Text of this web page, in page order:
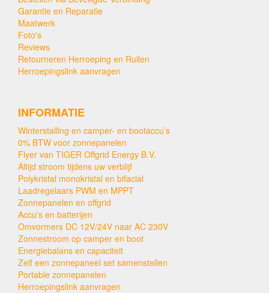
Garantie en Reparatie
Maatwerk
Foto's
Reviews
Retourneren Herroeping en Ruilen
Herroepingslink aanvragen
INFORMATIE
Winterstalling en camper- en bootaccu’s
0% BTW voor zonnepanelen
Flyer van TIGER Offgrid Energy B.V.
Altijd stroom tijdens uw verblijf
Polykristal monokristal en bifacial
Laadregelaars PWM en MPPT
Zonnepanelen en offgrid
Accu's en batterijen
Omvormers DC 12V/24V naar AC 230V
Zonnestroom op camper en boot
Energiebalans en capaciteit
Zelf een zonnepaneel set samenstellen
Portable zonnepanelen
Herroepingslink aanvragen